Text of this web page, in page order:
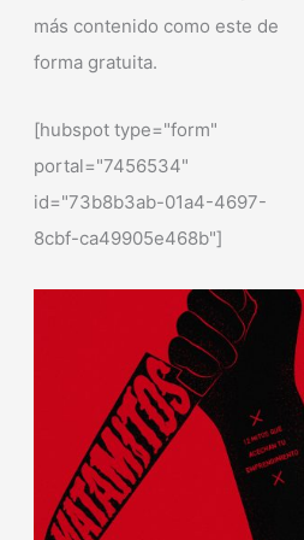
más contenido como este de
forma gratuita.
[hubspot type="form"
portal="7456534"
id="73b8b3ab-01a4-4697-
8cbf-ca49905e468b"]